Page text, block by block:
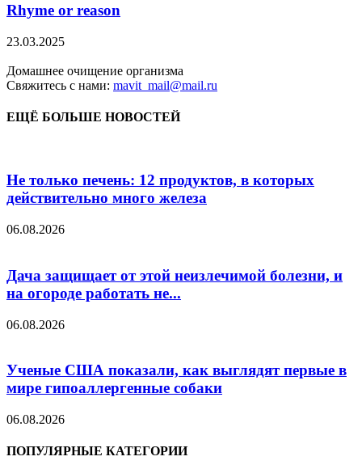
Rhyme or reason
23.03.2025
Домашнее очищение организма
Свяжитесь с нами: mavit_mail@mail.ru
ЕЩЁ БОЛЬШЕ НОВОСТЕЙ
Не только печень: 12 продуктов, в которых
действительно много железа
06.08.2026
Дача защищает от этой неизлечимой болезни, и
на огороде работать не...
06.08.2026
Ученые США показали, как выглядят первые в
мире гипоаллергенные собаки
06.08.2026
ПОПУЛЯРНЫЕ КАТЕГОРИИ